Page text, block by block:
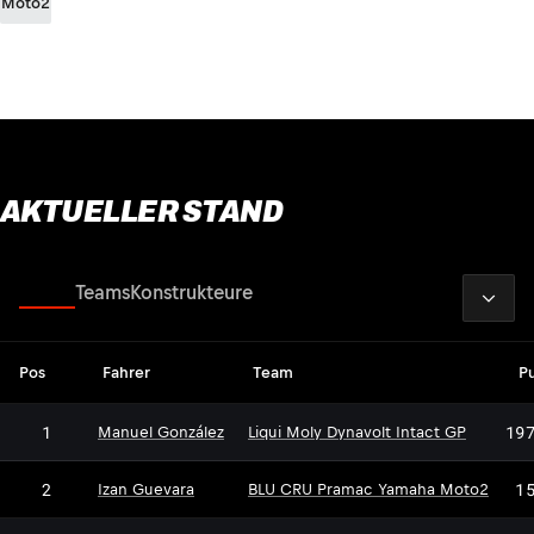
AKTUELLER STAND
TeamsKonstrukteure
Pos Fahrer Team
1 Manuel González Liqui Moly Dynavolt Intact GP
2 Izan Guevara BLU CRU Pramac Yamaha Moto2